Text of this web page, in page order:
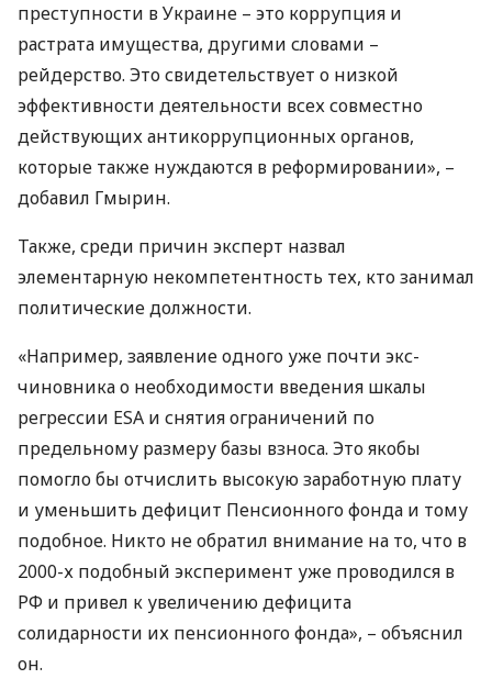
преступности в Украине – это коррупция и
растрата имущества, другими словами –
рейдерство. Это свидетельствует о низкой
эффективности деятельности всех совместно
действующих антикоррупционных органов,
которые также нуждаются в реформировании», –
добавил Гмырин.
Также, среди причин эксперт назвал
элементарную некомпетентность тех, кто занимал
политические должности.
«Например, заявление одного уже почти экс-
чиновника о необходимости введения шкалы
регрессии ESA и снятия ограничений по
предельному размеру базы взноса. Это якобы
помогло бы отчислить высокую заработную плату
и уменьшить дефицит Пенсионного фонда и тому
подобное. Никто не обратил внимание на то, что в
2000-х подобный эксперимент уже проводился в
РФ и привел к увеличению дефицита
солидарности их пенсионного фонда», – объяснил
он.